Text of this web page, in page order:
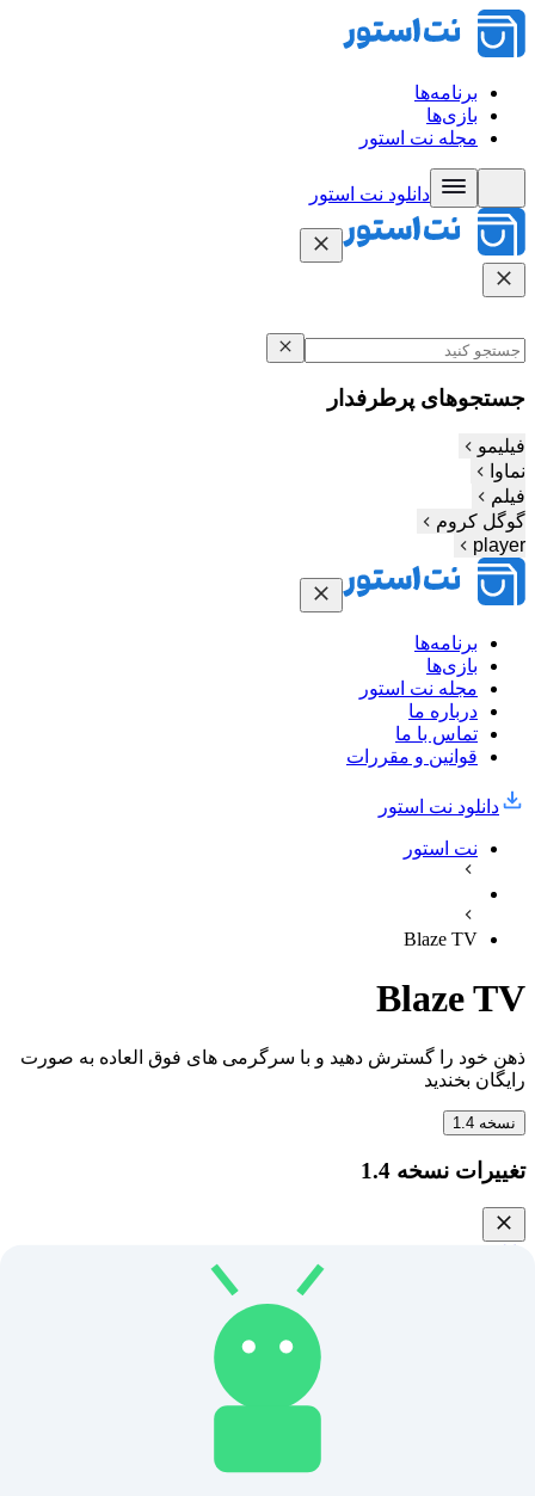
برنامه‌ها
بازی‌ها
مجله نت استور
دانلود نت‌ استور
جستجوهای پرطرفدار
فیلیمو
نماوا
فیلم‌
گوگل کروم
player
برنامه‌ها
بازی‌ها
مجله نت استور
درباره ما
تماس با ما
قوانین و مقررات
دانلود نت‌ استور
نت استور
Blaze TV
Blaze TV
ذهن خود را گسترش دهید و با سرگرمی های فوق العاده به صورت
رایگان بخندید
نسخه 1.4
تغییرات نسخه 1.4
with some extraordinary entertainment all for free.